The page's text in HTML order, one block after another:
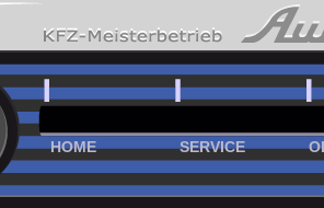
HOME SERVICE